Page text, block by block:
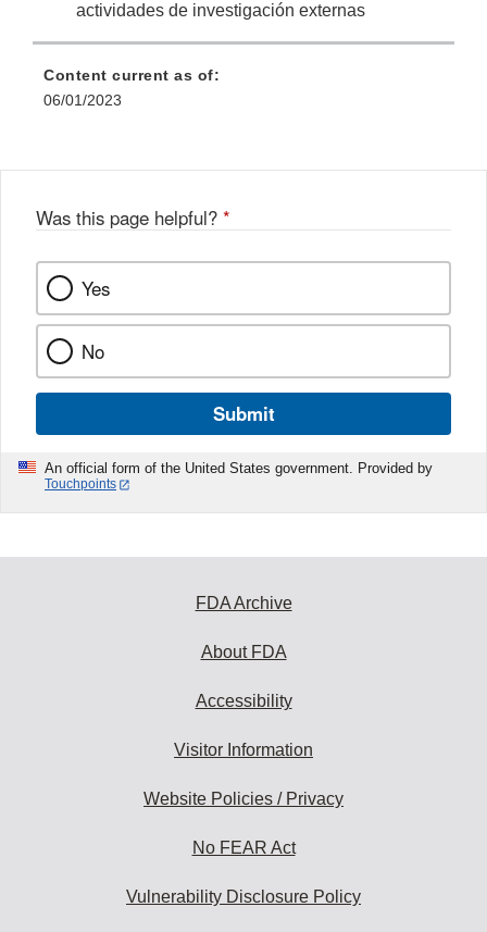
actividades de investigación externas
Content current as of:
06/01/2023
Was this page helpful? *
Yes
No
Submit
An official form of the United States government. Provided by
Touchpoints
FDA Archive
About FDA
Accessibility
Visitor Information
Website Policies / Privacy
No FEAR Act
Vulnerability Disclosure Policy